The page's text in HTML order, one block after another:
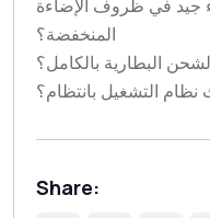
جيد في ظروف الإضاءة
المنخفضة؟
البطارية بالكامل؟
التشغيل بانتظام؟
Share: